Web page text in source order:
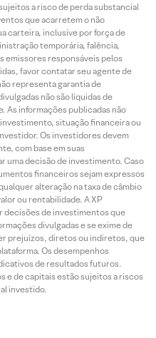
a risco de perda substancial
que acarretem o não
carteira, inclusive por força de
temporária, falência,
emissores responsáveis pelos
favor contatar seu agente de
representa garantia de
não são líquidas de
As informações publicadas não
situação financeira ou
Os investidores devem
com base em suas
uma decisão de investimento. Caso
financeiros sejam expressos
alteração na taxa de câmbio
ou rentabilidade. A XP
decisões de investimentos que
divulgadas e se exime de
prejuízos, diretos ou indiretos, que
Os desempenhos
de resultados futuros.
e de capitais estão sujeitos a riscos
investido.